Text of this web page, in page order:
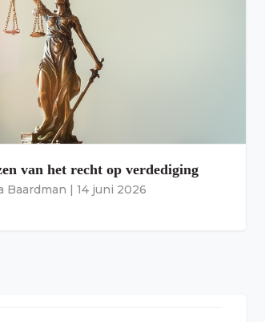
van het recht op verdediging
Baardman | 14 juni 2026